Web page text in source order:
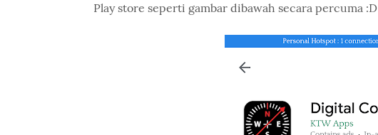
Play store seperti gambar dibawah secara percuma :D